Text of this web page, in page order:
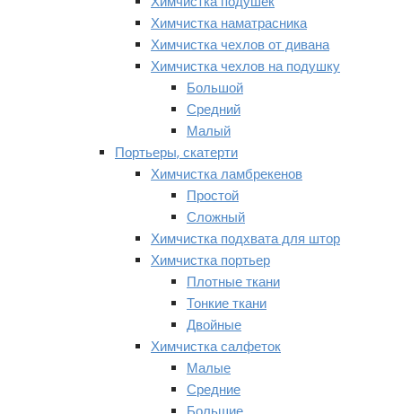
Химчистка наматрасника
Химчистка чехлов от дивана
Химчистка чехлов на подушку
Большой
Средний
Малый
Портьеры, скатерти
Химчистка ламбрекенов
Простой
Сложный
Химчистка подхвата для штор
Химчистка портьер
Плотные ткани
Тонкие ткани
Двойные
Химчистка салфеток
Малые
Средние